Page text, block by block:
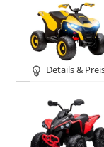
Details &